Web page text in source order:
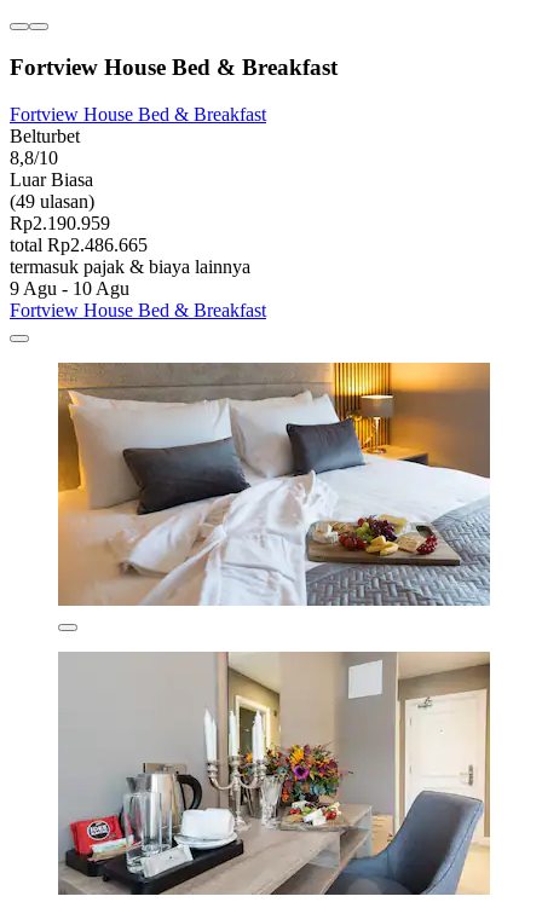
Fortview House Bed & Breakfast
Fortview House Bed & Breakfast
Belturbet
8,8/10
Luar Biasa
(49 ulasan)
Rp2.190.959
total Rp2.486.665
termasuk pajak & biaya lainnya
9 Agu - 10 Agu
Fortview House Bed & Breakfast